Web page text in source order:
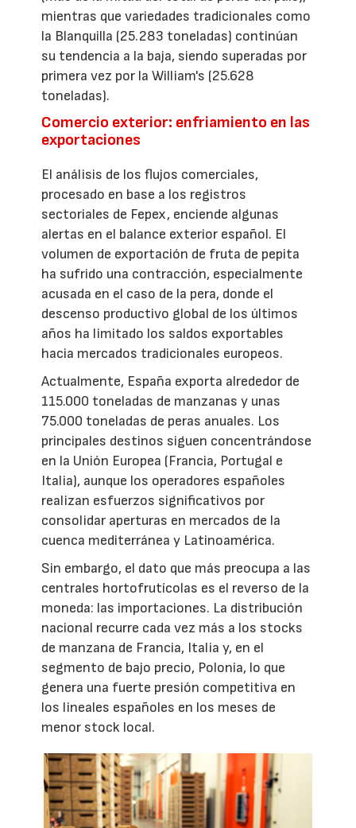
mientras que variedades tradicionales como
la Blanquilla (25.283 toneladas) continúan
su tendencia a la baja, siendo superadas por
primera vez por la William's (25.628
toneladas).
Comercio exterior: enfriamiento en las
exportaciones
El análisis de los flujos comerciales,
procesado en base a los registros
sectoriales de Fepex, enciende algunas
alertas en el balance exterior español. El
volumen de exportación de fruta de pepita
ha sufrido una contracción, especialmente
acusada en el caso de la pera, donde el
descenso productivo global de los últimos
años ha limitado los saldos exportables
hacia mercados tradicionales europeos.
Actualmente, España exporta alrededor de
115.000 toneladas de manzanas y unas
75.000 toneladas de peras anuales. Los
principales destinos siguen concentrándose
en la Unión Europea (Francia, Portugal e
Italia), aunque los operadores españoles
realizan esfuerzos significativos por
consolidar aperturas en mercados de la
cuenca mediterránea y Latinoamérica.
Sin embargo, el dato que más preocupa a las
centrales hortofrutícolas es el reverso de la
moneda: las importaciones. La distribución
nacional recurre cada vez más a los stocks
de manzana de Francia, Italia y, en el
segmento de bajo precio, Polonia, lo que
genera una fuerte presión competitiva en
los lineales españoles en los meses de
menor stock local.